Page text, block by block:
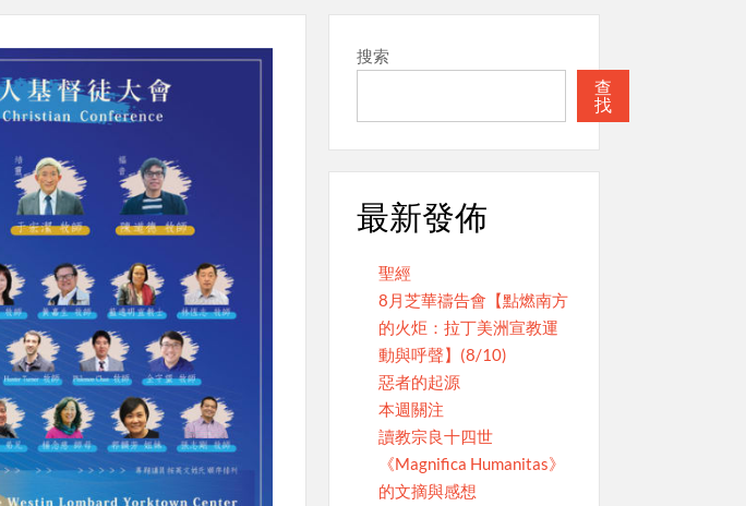
搜索
查
找
最新發佈
聖經
8月芝華禱告會【點燃南方
的火炬：拉丁美洲宣教運
動與呼聲】(8/10)
惡者的起源
本週關注
讀教宗良十四世
《Magnifica Humanitas》
的文摘與感想